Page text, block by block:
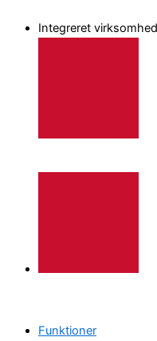
Integreret
Funktioner